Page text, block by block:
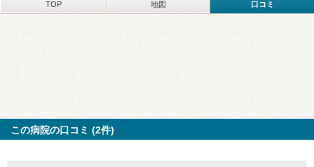
TOP 地図 口コミ
この病院の口コミ (2件)